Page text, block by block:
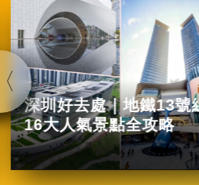
深圳好去處｜地鐵13號
16大人氣景點全攻略